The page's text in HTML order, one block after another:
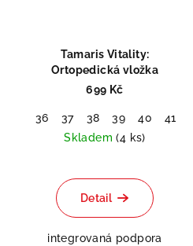
Tamaris Vitality:
Ortopedická vložka
699 Kč
36 37 38 39 40 41
Skladem(4 ks)
Detail
integrovaná podpora